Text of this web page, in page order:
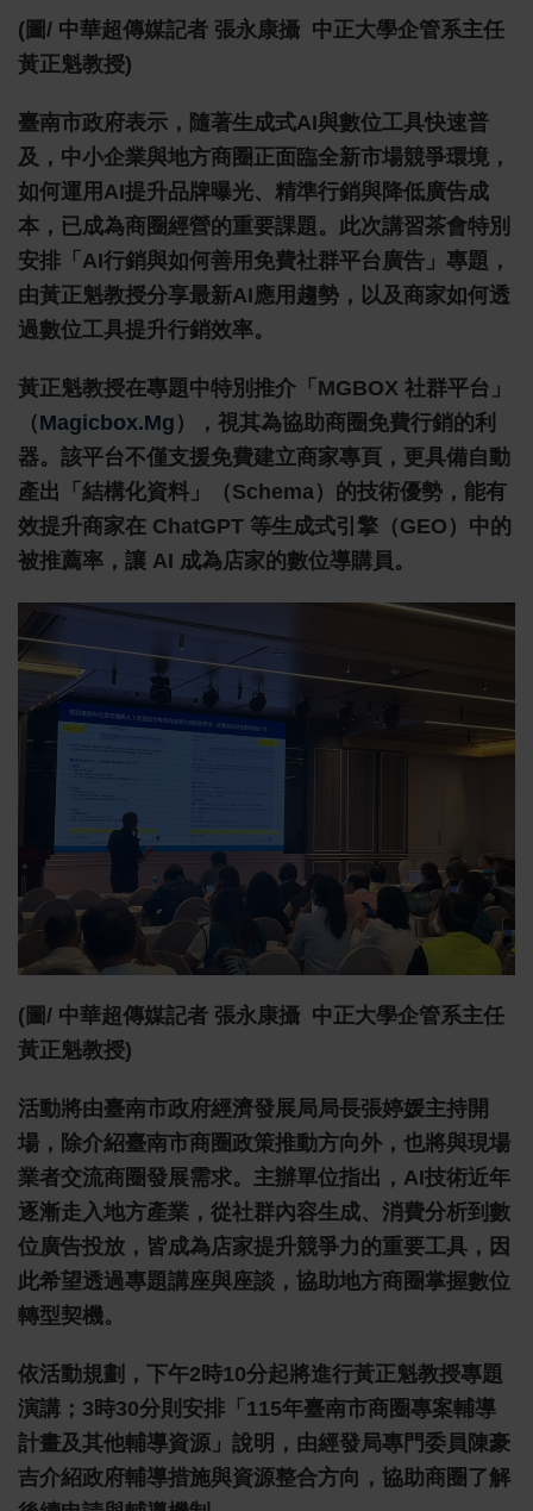
(圖/ 中華超傳媒記者 張永康攝 中正大學企管系主任
黃正魁教授)
臺南市政府表示，隨著生成式AI與數位工具快速普
及，中小企業與地方商圈正面臨全新市場競爭環境，
如何運用AI提升品牌曝光、精準行銷與降低廣告成
本，已成為商圈經營的重要課題。此次講習茶會特別
安排「AI行銷與如何善用免費社群平台廣告」專題，
由黃正魁教授分享最新AI應用趨勢，以及商家如何透
過數位工具提升行銷效率。
黃正魁教授在專題中特別推介「MGBOX 社群平台」
（Magicbox.mg ），視其為協助商圈免費行銷的利
器。該平台不僅支援免費建立商家專頁，更具備自動
產出「結構化資料」（Schema）的技術優勢，能有
效提升商家在 ChatGPT 等生成式引擎（GEO）中的
被推薦率，讓 AI 成為店家的數位導購員。
(圖/ 中華超傳媒記者 張永康攝 中正大學企管系主任
黃正魁教授)
活動將由臺南市政府經濟發展局局長張婷媛主持開
場，除介紹臺南市商圈政策推動方向外，也將與現場
業者交流商圈發展需求。主辦單位指出，AI技術近年
逐漸走入地方產業，從社群內容生成、消費分析到數
位廣告投放，皆成為店家提升競爭力的重要工具，因
此希望透過專題講座與座談，協助地方商圈掌握數位
轉型契機。
依活動規劃，下午2時10分起將進行黃正魁教授專題
演講；3時30分則安排「115年臺南市商圈專案輔導
計畫及其他輔導資源」說明，由經發局專門委員陳豪
吉介紹政府輔導措施與資源整合方向，協助商圈了解